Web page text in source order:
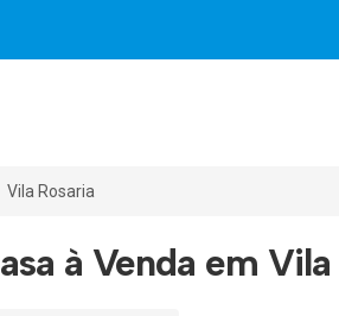
Vila Rosaria
à Venda em